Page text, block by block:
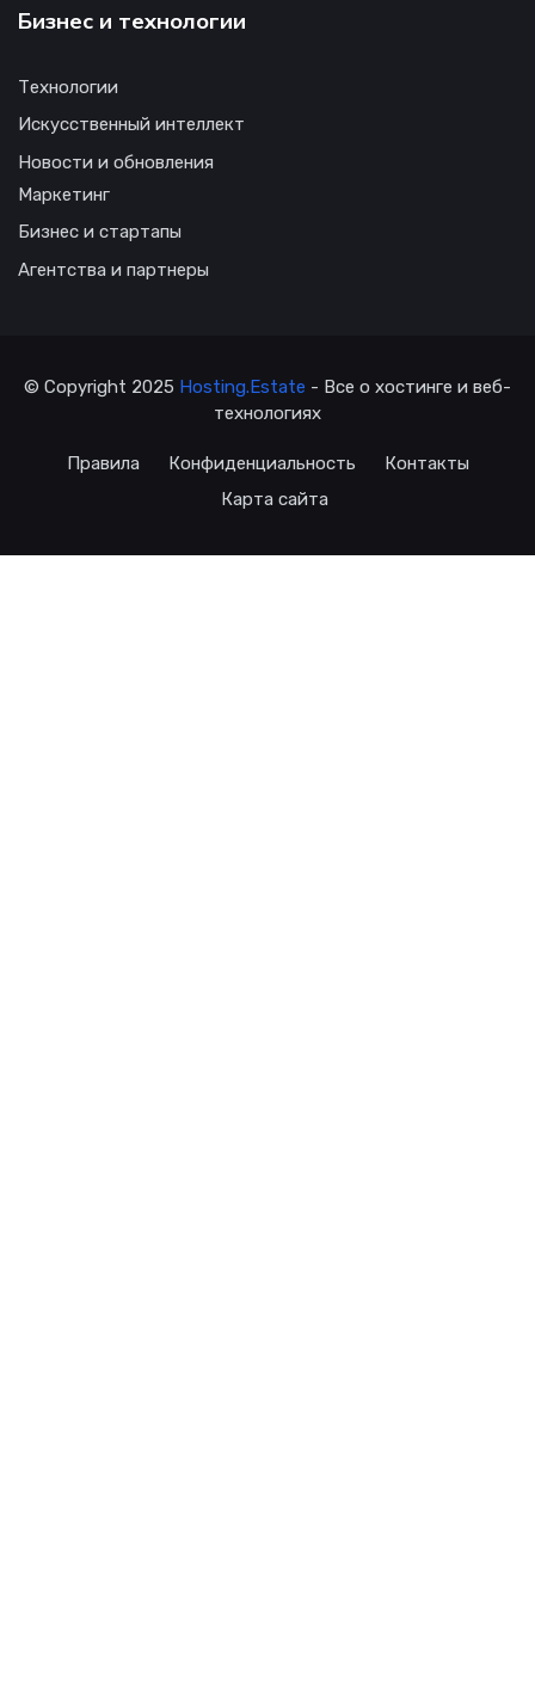
Бизнес и технологии
Технологии
Искусственный интеллект
Новости и обновления
Маркетинг
Бизнес и стартапы
Агентства и партнеры
© Copyright 2025 Hosting.Estate - Все о хостинге и веб-
технологиях
Правила Конфиденциальность
Контакты
Карта сайта